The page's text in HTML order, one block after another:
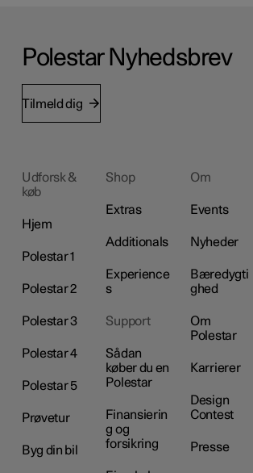
Polestar Nyhedsbrev
Tilmeld dig
Udforsk &
køb
Hjem
Polestar 1
Polestar 2
Polestar 3
Polestar 4
Polestar 5
Prøvetur
Byg din bil
Shop
Extras
Additionals
Experience
s
Support
Sådan
køber du en
Polestar
Finansierin
g og
forsikring
Om
Events
Nyheder
Bæredygti
ghed
Om
Polestar
Karrierer
Design
Contest
Presse